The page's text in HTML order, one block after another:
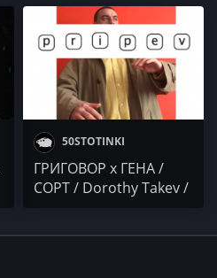
Big Scarr
50STOTINKI
ГРИГОВОР x ГЕНА /
СОРТ / Dorothy Takev /